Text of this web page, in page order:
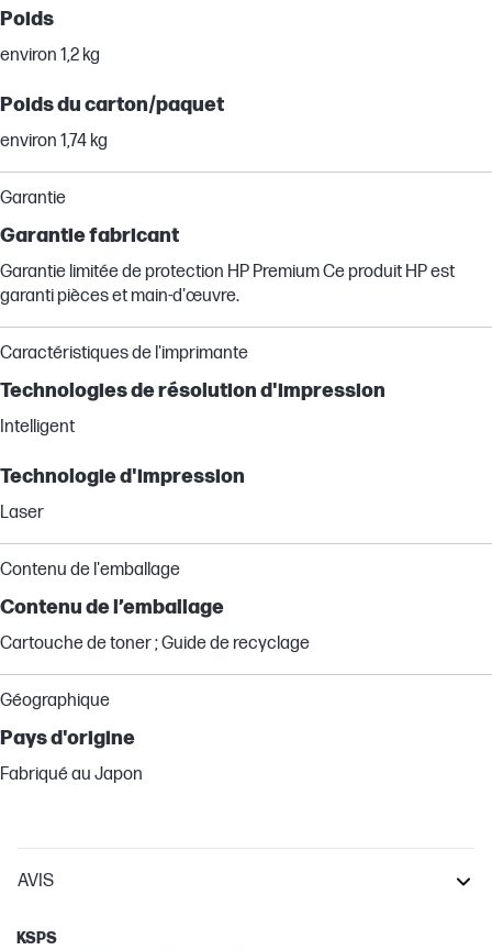
Poids
environ 1,2 kg
Poids du carton/paquet
environ 1,74 kg
Garantie
Garantie fabricant
Garantie limitée de protection HP Premium Ce produit HP est
garanti pièces et main-d'œuvre.
Caractéristiques de l'imprimante
Technologies de résolution d'impression
Intelligent
Technologie d'impression
Laser
Contenu de l'emballage
Contenu de l’emballage
Cartouche de toner ; Guide de recyclage
Géographique
Pays d'origine
Fabriqué au Japon
AVIS
KSPS